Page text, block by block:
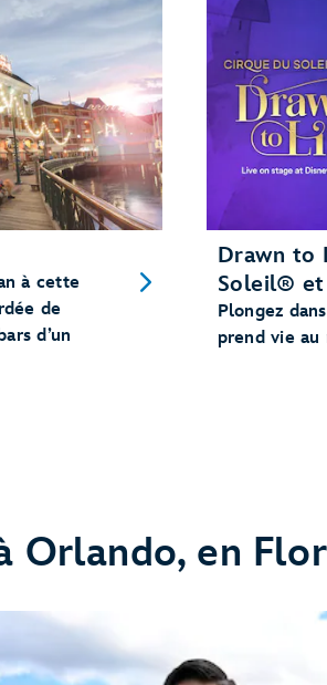
à cette
de
d’un
Drawn to
Soleil® et
Plongez
prend vie au
Orlando, en